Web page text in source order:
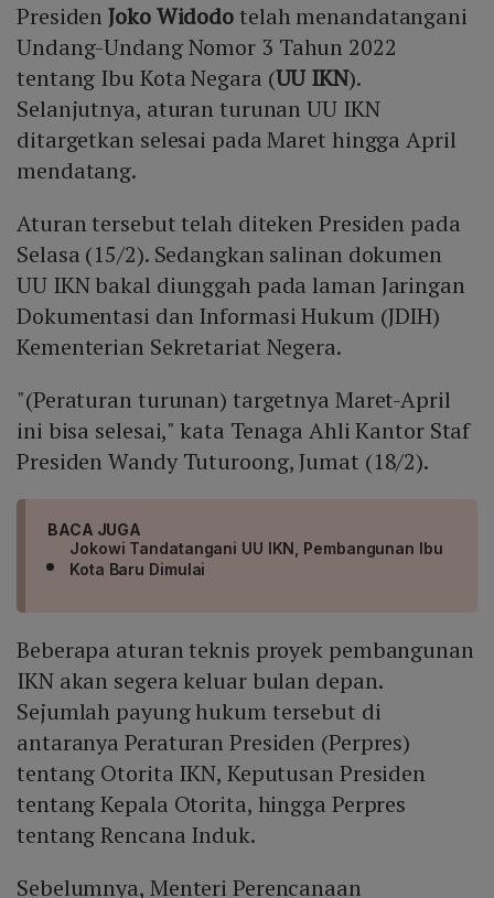
PresidenJoko Widodotelah menandatangani
Undang-Undang Nomor 3 Tahun 2022
tentang Ibu Kota Negara (UU IKN).
Selanjutnya, aturan turunan UU IKN
ditargetkan selesai pada Maret hingga April
mendatang.
Aturan tersebut telah diteken Presiden pada
Selasa (15/2). Sedangkan salinan dokumen
UU IKN bakal diunggah pada laman Jaringan
Dokumentasi dan Informasi Hukum (JDIH)
Kementerian Sekretariat Negera.
"(Peraturan turunan) targetnya Maret-April
ini bisa selesai," kata Tenaga Ahli Kantor Staf
Presiden Wandy Tuturoong, Jumat (18/2).
BACA JUGA
Jokowi Tandatangani UU IKN, Pembangunan Ibu
Kota Baru Dimulai
Beberapa aturan teknis proyek pembangunan
IKN akan segera keluar bulan depan.
Sejumlah payung hukum tersebut di
antaranya Peraturan Presiden (Perpres)
tentang Otorita IKN, Keputusan Presiden
tentang Kepala Otorita, hingga Perpres
tentang Rencana Induk.
Sebelumnya, Menteri Perencanaan